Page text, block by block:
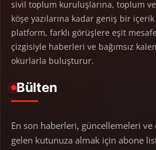
sivil toplum kuruluşlarına, toplum ve
köşe yazılarına kadar geniş bir
platform, farklı görüşlere eşit
çizgisiyle haberleri ve bağımsız
okurlarla buluşturur.
Bülten
En son haberleri, güncellemeleri
gelen kutunuza almak için abone